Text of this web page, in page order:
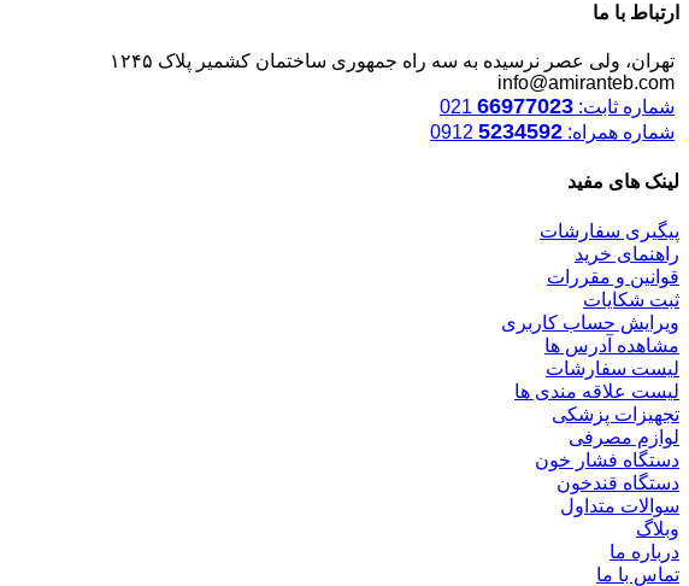
ارتباط با ما
تهران، ولی عصر نرسیده به سه راه جمهوری ساختمان کشمیر پلاک ۱۲۴۵
info@amiranteb.com
شماره ثابت: 66977023
شماره همراه: 5234592
لینک های مفید
پیگیری سفارشات
راهنمای خرید
قوانین و مقررات
ثبت شکایات
ویرایش حساب کاربری
مشاهده آدرس ها
لیست سفارشات
لیست علاقه مندی ها
تجهیزات پزشکی
لوازم مصرفی
دستگاه فشار خون
دستگاه قندخون
سوالات متداول
وبلاگ
درباره ما
تماس با ما